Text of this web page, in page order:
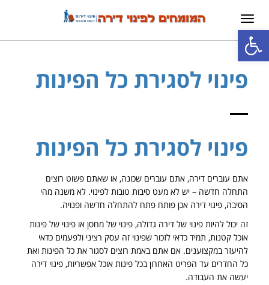
פתח סרגל נגישות
תפריט
פינוי לסגירת כל הפינות
פינוי לסגירת כל הפינות
אתם עוברים דירה, אתם עוברים שכונה, או שאתם פשוט רוצים
התחלה חדשה – יש לא מעט סיבות טובות לפינוי. לא משנה מהי
הסיבה, פינוי דירה אכן פותח פתח להתחלה חדשה ופנויה.
זה יכול להיות פינוי של דירה גדולה, פינוי של מחסן או פינוי של פינות
אוכל קטנות, תמיד כדאי לזכור שפינוי זה עסק רציני ולפעמים כדאי
להיעזר במקצוענים. אם אתם באמת רוצים לסגור את כל הפינות ואת
כל החדרים עד הפריט האחרון בכל פינות אוכל אפשריות, פינוי דירה
יעשה את העבודה.